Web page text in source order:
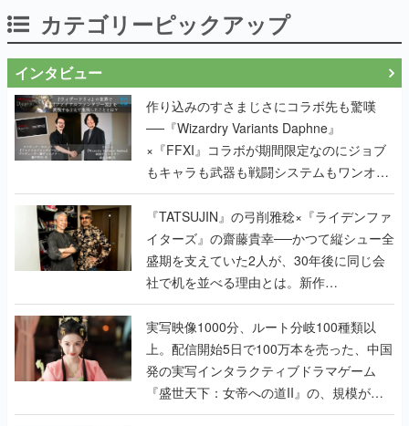
カテゴリーピックアップ
インタビュー
作り込みのすさまじさにコラボ先も驚嘆
──『Wizardry Variants Daphne』
×『FFXI』コラボが期間限定なのにジョブ
もキャラも武器も戦闘システムもワンオフ
で作り込まれた理由を両ディレクターに聞
く
『TATSUJIN』の弓削雅稔×『ライデンファ
イターズ』の齋藤貴幸──かつて縦シュー全
盛期を支えていた2人が、30年後に同じ会
社で机を並べる理由とは。新作
『TATSUJIN EXTREME』で初タッグを組
んだレジェンド2人に訊く開発秘話
実写映像1000分、ルート分岐100種類以
上。配信開始5日で100万本を売った、中国
発の実写インタラクティブドラマゲーム
『盛世天下：女帝への道II』の、規模が違
うこだわりをプロデューサーに聞いた